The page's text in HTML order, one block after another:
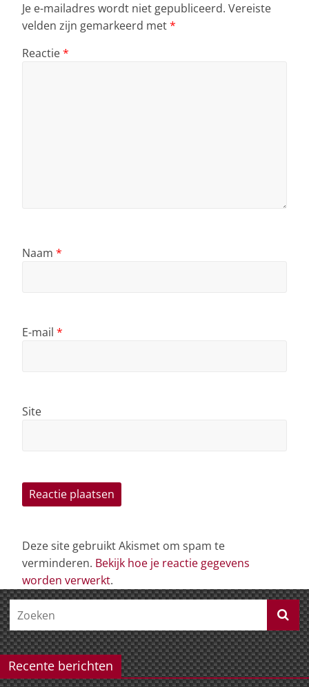
Je e-mailadres wordt niet gepubliceerd. Vereiste
velden zijn gemarkeerd met*
Reactie*
Naam *
E-mail *
Site
Deze site gebruikt Akismet om spam te
verminderen. Bekijk hoe je reactie gegevens
worden verwerkt.
Recente berichten